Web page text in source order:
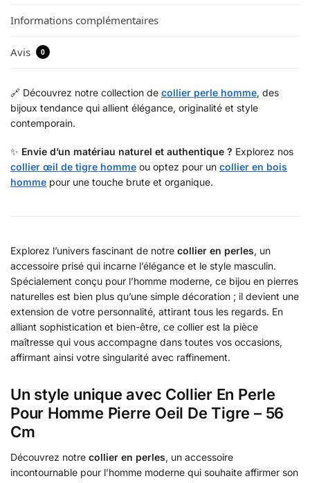
Informations complémentaires
Avis 0
🔗 Découvrez notre collection de collier perle homme, des
bijoux tendance qui allient élégance, originalité et style
contemporain.
✨ Envie d’un matériau naturel et authentique ? Explorez nos
collier œil de tigre homme ou optez pour un collier en bois
homme pour une touche brute et organique.
Explorez l’univers fascinant de notre collier en perles, un
accessoire prisé qui incarne l’élégance et le style masculin.
Spécialement conçu pour l’homme moderne, ce bijou en pierres
naturelles est bien plus qu’une simple décoration ; il devient une
extension de votre personnalité, attirant tous les regards. En
alliant sophistication et bien-être, ce collier est la pièce
maîtresse qui vous accompagne dans toutes vos occasions,
affirmant ainsi votre singularité avec raffinement.
Un style unique avec Collier En Perle
Pour Homme Pierre Oeil De Tigre – 56
Cm
Découvrez notre collier en perles, un accessoire
incontournable pour l’homme moderne qui souhaite affirmer son